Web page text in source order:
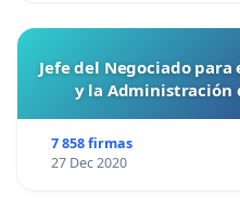
Jefe del Negociado
y la Administración
7 858 firmas
27 Dec 2020